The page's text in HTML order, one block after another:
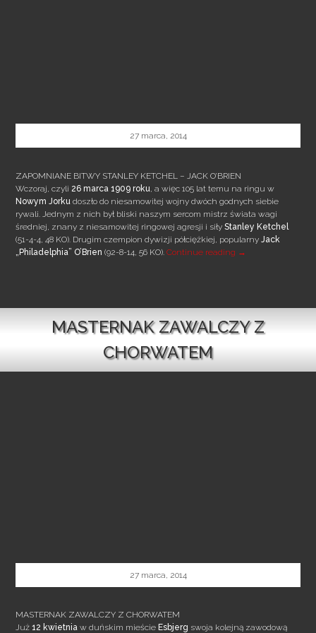
27 marca, 2014
ZAPOMNIANE BITWY STANLEY KETCHEL – JACK O’BRIEN
Wczoraj, czyli 26 marca 1909 roku , a więc 105 lat temu na ringu w
Nowym Jorku doszło do niesamowitej wojny dwóch godnych siebie
rywali. Jednym z nich był bliski naszym sercom mistrz świata wagi
średniej, znany z niesamowitej ringowej agresji i siłyStanley Ketchel
(51-4-4, 48 KO). Drugim czempion dywizji półciężkiej, popularnyJack
„Philadelphia” O’Brien (92-8-14, 56 KO).Continue reading ZAPOMNIANE
→
MASTERNAK ZAWALCZY Z
CHORWATEM
27 marca, 2014
MASTERNAK ZAWALCZY Z CHORWATEM
Już12 kwietnia w duńskim mieście Esbjerg swoja kolejną zawodową